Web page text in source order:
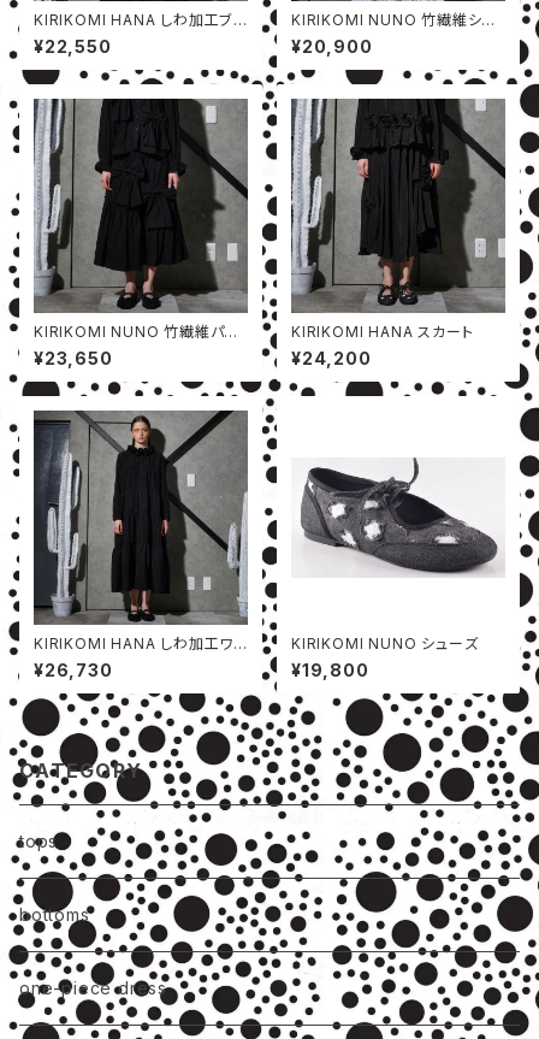
KIRIKOMI HANA しわ加工ブラ
ウス
¥22,550
KIRIKOMI NUNO 竹繊維シャ
ツ
¥20,900
KIRIKOMI NUNO 竹繊維パン
ツ
¥23,650
KIRIKOMI HANA スカート
¥24,200
KIRIKOMI HANA しわ加工ワン
ピース
¥26,730
KIRIKOMI NUNO シューズ
¥19,800
CATEGORY
tops
bottoms
one-piece dress